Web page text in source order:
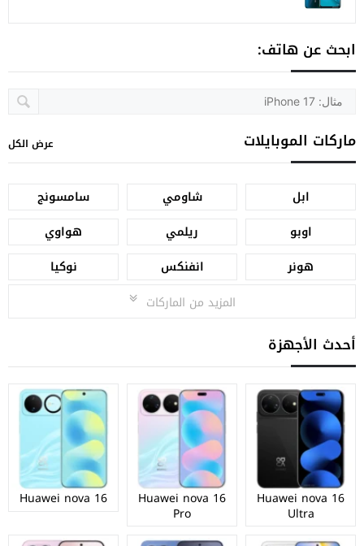
ابحث عن هاتف:
ماركات الموبايلات عرض الكل
ابل شاومي
سامسونج
اوبو
ريلمي
هواوي
هونر
انفنكس
نوكيا
المزيد من الماركات
أحدث الأجهزة
Huawei nova 16
Ultra
Huawei nova 16
Pro
Huawei nova 16